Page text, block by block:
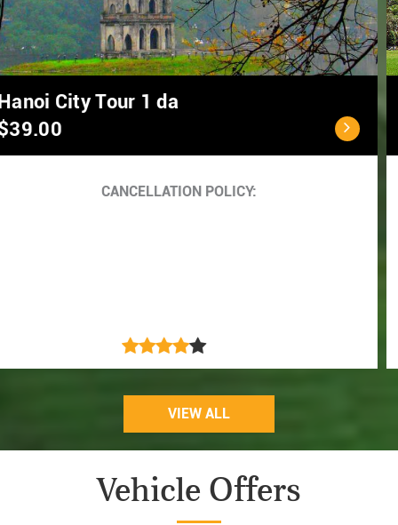
Ho Chi Minh City - C
$40.00
Cancellation Policy
VIEW ALL
Vehicle Offers